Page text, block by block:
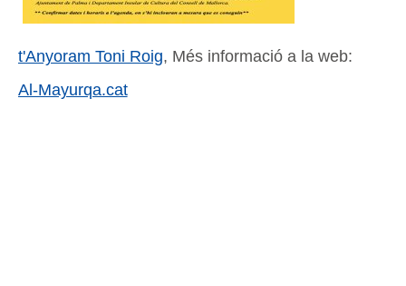
t'Anyoram Toni Roig, Més informació a la web:
Al-Mayurqa.cat